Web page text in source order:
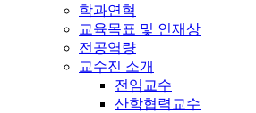
학과연혁
교육목표 및 인재상
전공역량
교수진 소개
전임교수
산학협력교수